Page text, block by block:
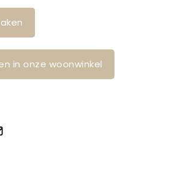
in onze woonwinkel